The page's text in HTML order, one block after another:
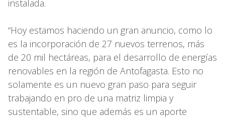
instalada.
“Hoy estamos haciendo un gran anuncio, como lo
es la incorporación de 27 nuevos terrenos, más
de 20 mil hectáreas, para el desarrollo de energías
renovables en la región de Antofagasta. Esto no
solamente es un nuevo gran paso para seguir
trabajando en pro de una matriz limpia y
sustentable, sino que además es un aporte